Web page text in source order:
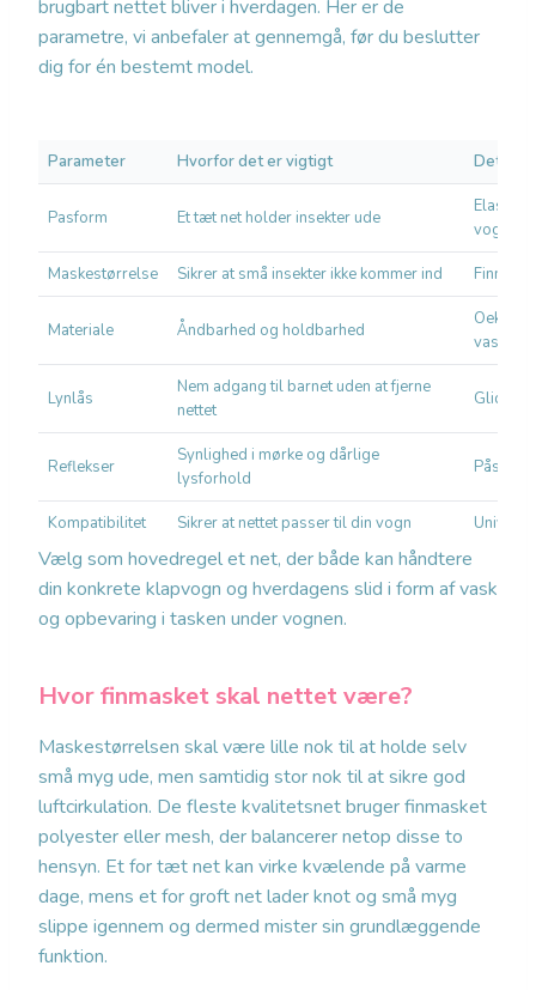
brugbart nettet bliver i hverdagen. Her er de
parametre, vi anbefaler at gennemgå, før du beslutter
dig for én bestemt model.
Parameter Hvorfor det er vigtigt Det bør
Pasform Et tæt net holder insekter ude
vognen
Maskestørrelse Sikrer at små insekter ikke kommer ind
Materiale Åndbarhed og holdbarhed
Oeko-
vaskbart
Lynlås
Nem adgang til barnet uden at fjerne
nettet
Reflekser
Synlighed i mørke og dårlige
lysforhold
Kompatibilitet Sikrer at nettet passer til din vogn
Vælg som hovedregel et net, der både kan håndtere
din konkrete klapvogn og hverdagens slid i form af vask
og opbevaring i tasken under vognen.
Hvor finmasket skal nettet være?
Maskestørrelsen skal være lille nok til at holde selv
små myg ude, men samtidig stor nok til at sikre god
luftcirkulation. De fleste kvalitetsnet bruger finmasket
polyester eller mesh, der balancerer netop disse to
hensyn. Et for tæt net kan virke kvælende på varme
dage, mens et for groft net lader knot og små myg
slippe igennem og dermed mister sin grundlæggende
funktion.